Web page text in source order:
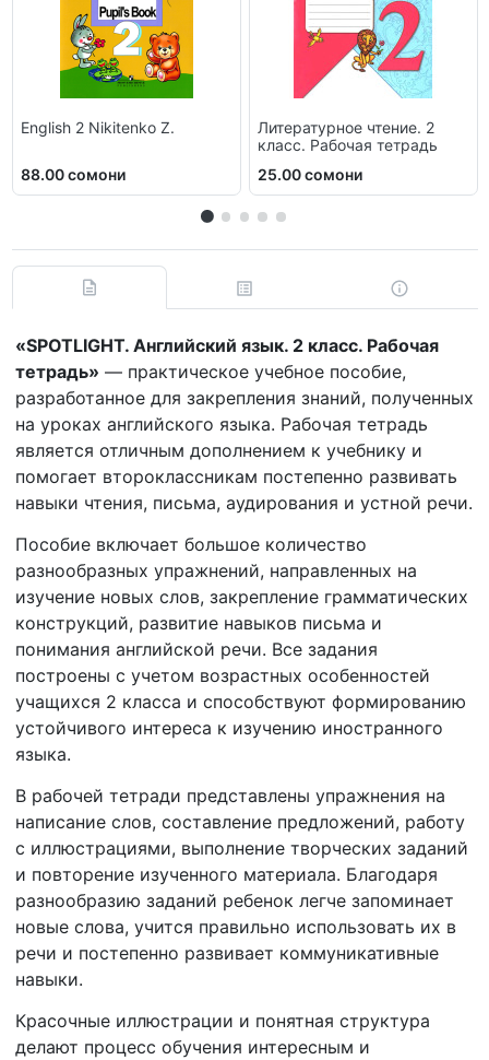
English 2 Nikitenko Z.
88.00 сомони
Литературное чтение. 2
класс. Рабочая тетрадь
25.00 сомони
«SPOTLIGHT. Английский язык. 2 класс. Рабочая
тетрадь» — практическое учебное пособие,
разработанное для закрепления знаний, полученных
на уроках английского языка. Рабочая тетрадь
является отличным дополнением к учебнику и
помогает второклассникам постепенно развивать
навыки чтения, письма, аудирования и устной речи.
Пособие включает большое количество
разнообразных упражнений, направленных на
изучение новых слов, закрепление грамматических
конструкций, развитие навыков письма и
понимания английской речи. Все задания
построены с учетом возрастных особенностей
учащихся 2 класса и способствуют формированию
устойчивого интереса к изучению иностранного
языка.
В рабочей тетради представлены упражнения на
написание слов, составление предложений, работу
с иллюстрациями, выполнение творческих заданий
и повторение изученного материала. Благодаря
разнообразию заданий ребенок легче запоминает
новые слова, учится правильно использовать их в
речи и постепенно развивает коммуникативные
навыки.
Красочные иллюстрации и понятная структура
делают процесс обучения интересным и